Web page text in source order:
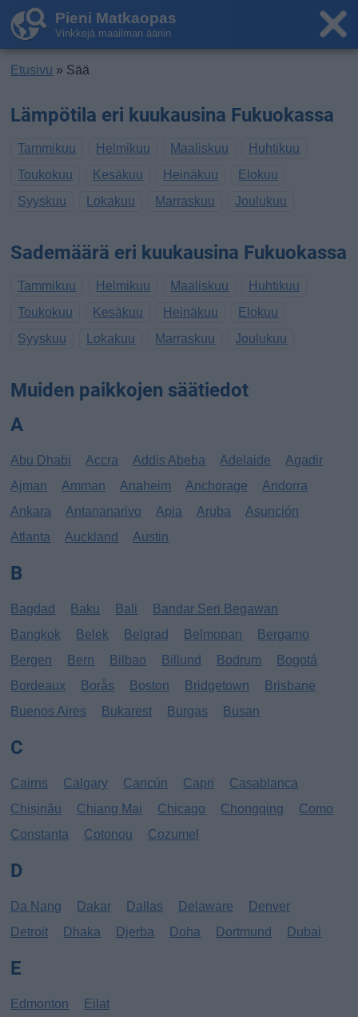
Pieni Matkaopas
Vinkkejä maailman ääriin
Etusivu » Sää
Lämpötila eri kuukausina Fukuokassa
Tammikuu Helmikuu Maaliskuu
Huhtikuu
Toukokuu
Kesäkuu Heinäkuu
Elokuu
Syyskuu
Lokakuu Marraskuu Joulukuu
Sademäärä eri kuukausina Fukuokassa
Tammikuu Helmikuu Maaliskuu
Huhtikuu
Toukokuu
Kesäkuu Heinäkuu
Elokuu
Syyskuu
Lokakuu Marraskuu Joulukuu
Muiden paikkojen säätiedot
A
Abu Dhabi Accra Addis Abeba Adelaide
Agadir
Ajman
Amman Anaheim Anchorage
Andorra
Ankara
Antananarivo Apia Aruba
Asunción
Atlanta
Auckland Austin
B
Bagdad Baku Bali
Bandar Seri Begawan
Bangkok
Belek Belgrad Belmopan
Bergamo
Bergen
Bern Bilbao Billund Bodrum
Bogotá
Bordeaux
Borås Boston Bridgetown
Brisbane
Buenos Aires
Bukarest Burgas Busan
C
Cairns Calgary Cancún Capri
Casablanca
Chișinău
Chiang Mai Chicago Chongqing
Como
Constanta
Cotonou Cozumel
D
Da Nang Dakar Dallas Delaware
Denver
Detroit
Dhaka Djerba Doha Dortmund Dubai
E
Edmonton Eilat